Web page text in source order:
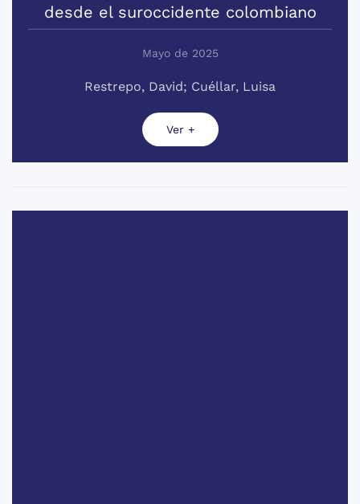
desde el suroccidente colombiano
Mayo de 2025
Restrepo, David; Cuéllar, Luisa
Ver +